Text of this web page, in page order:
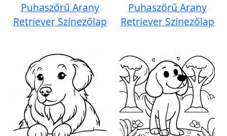
Puhaszőrű Arany
Retriever Színezőlap
Puhaszőrű Arany
Retriever Színezőlap